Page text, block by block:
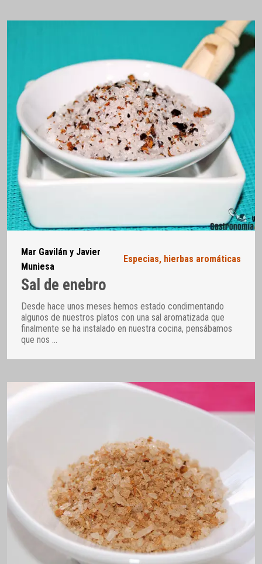
Mar Gavilán y Javier
Muniesa
Especias, hierbas aromáticas
Sal de enebro
Desde hace unos meses hemos estado condimentando
algunos de nuestros platos con una sal aromatizada que
finalmente se ha instalado en nuestra cocina, pensábamos
que nos …